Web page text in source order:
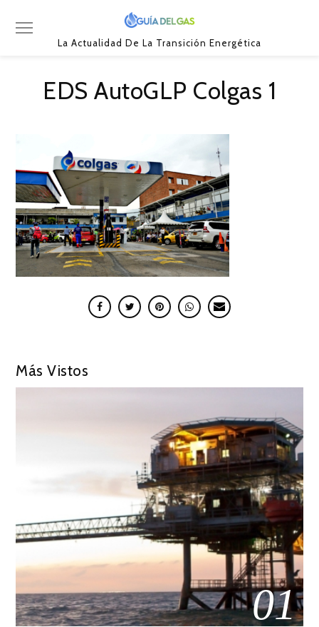
La Actualidad De La Transición Energética
EDS AutoGLP Colgas 1
Más Vistos
01